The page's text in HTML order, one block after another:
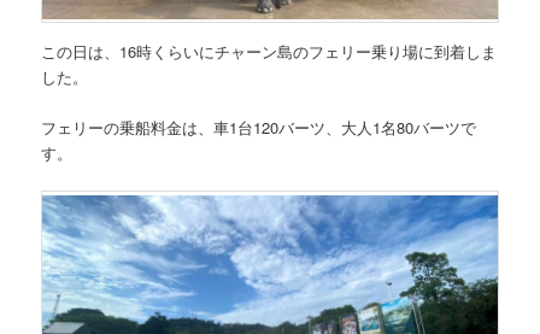
この日は、16時くらいにチャーン島のフェリー乗り場に到着しま
した。
フェリーの乗船料金は、車1台120バーツ、大人1名80バーツで
す。